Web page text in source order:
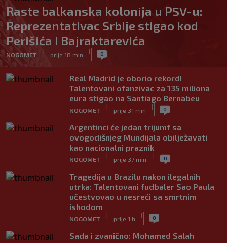
Raste balkanska kolonija u PSV-u:
Reprezentativac Srbije stigao kod
Perišića i Bajraktarevića
NOGOMET
|
prije 18 min
| 0
Real Madrid je oborio rekord!
Talentovani ofanzivac za 135 miliona
eura stigao na Santiago Bernabeu
NOGOMET
|
prije 31 min
| 0
Argentinci će jedan trijumf sa
ovogodišnjeg Mundijala obilježavati
kao nacionalni praznik
NOGOMET
|
prije 37 min
| 0
Tragedija u Brazilu nakon ilegalnih
utrka: Talentovani fudbaler Sao Paula
učestvovao u nesreći sa smrtnim
ishodom
NOGOMET
|
prije 1 h
| 0
Sada i zvanično: Mohamed Salah